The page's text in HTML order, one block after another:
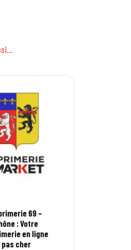
69 –
: Votre
en ligne
pas cher